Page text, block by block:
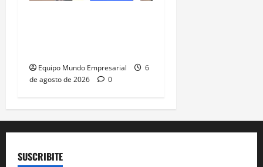
Equipo Mundo Empresarial
6
de agosto de 2026
0
SUSCRIBITE